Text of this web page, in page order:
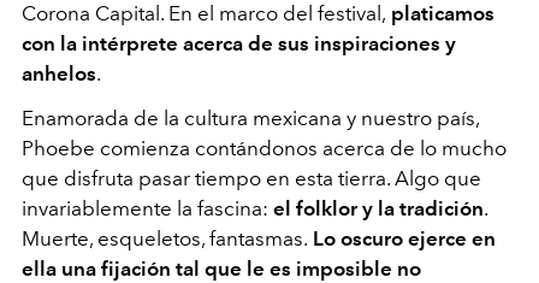
Corona Capital. En el marco del festival, platicamos
con la intérprete acerca de sus inspiraciones y
anhelos.
Enamorada de la cultura mexicana y nuestro país,
Phoebe comienza contándonos acerca de lo mucho
que disfruta pasar tiempo en esta tierra. Algo que
invariablemente la fascina: el folklor y la tradición.
Muerte, esqueletos, fantasmas. Lo oscuro ejerce en
ella una fijación tal que le es imposible no